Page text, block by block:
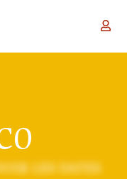
LES DATES